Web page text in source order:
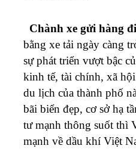
Chành xe gửi hàng
bằng xe tải ngày càng
sự phát triển vượt bậc
kinh tế, tài chính, xã
du lịch của thành phố
bãi biển đẹp, cơ sở hạ
tư mạnh thông suốt thì
mạnh về dầu khí Việt